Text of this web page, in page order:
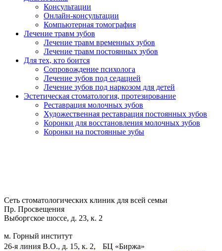
Консультации
Онлайн-консультации
Компьютерная томография
Лечение травм зубов
Лечение травм временных зубов
Лечение травм постоянных зубов
Для тех, кто боится
Сопровождение психолога
Лечение зубов под седацией
Лечение зубов под наркозом для детей
Эстетическая стоматология, протезирование
Реставрация молочных зубов
Художественная реставрация постоянных зубов
Коронки для восстановления молочных зубов
Коронки на постоянные зубы
Сеть стоматологических клиник для всей семьи
Пр. Просвещения
Выборгское шоссе, д. 23, к. 2
м. Горный институт
26-я линия В.О., д. 15, к. 2, БЦ «Биржа»